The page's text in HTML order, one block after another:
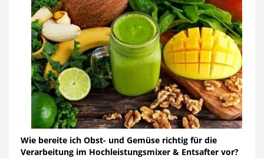
Wie bereite ich Obst- und Gemüse richtig für die
Verarbeitung im Hochleistungsmixer & Entsafter vor?